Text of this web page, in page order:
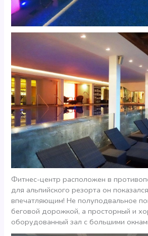
Фитнес-центр расположен в
для альпийского резорта он
впечатляющим! Не полуподвальное
беговой дорожкой, а просторный и
оборудованный зал с большими